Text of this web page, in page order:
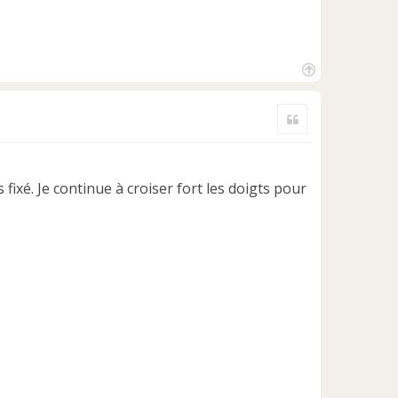
fixé. Je continue à croiser fort les doigts pour